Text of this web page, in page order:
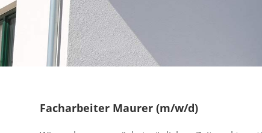
Facharbeiter Maurer (m/w/d)